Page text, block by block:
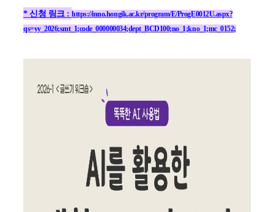
* 신청 링크 :https://inno.hongik.ac.kr/program/E/ProgE0012U.aspx?
qs=yy_2026;smt_1;code_000000034;dept_BCD100;no_1;kno_1;mc_0152;